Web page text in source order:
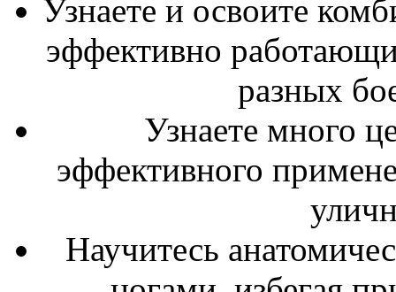
Узнаете и освоите
эффективно
разных
Узнаете много
эффективного
Научитесь